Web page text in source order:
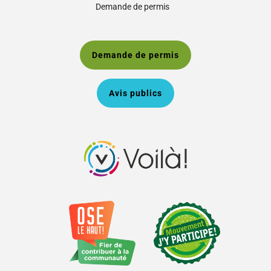
Demande de permis
Demande de permis
Avis publics